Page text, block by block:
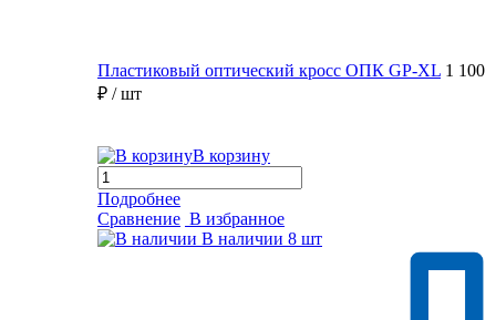
Пластиковый оптический кросс ОПК GP-XL 1 100
₽ / шт
В корзину
Подробнее
Сравнение В избранное
В наличии 8 шт